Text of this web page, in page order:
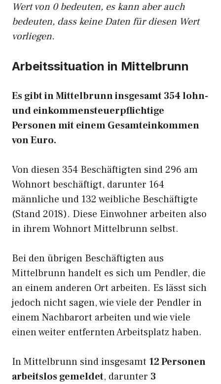
Wert von 0 bedeuten, es kann aber auch
bedeuten, dass keine Daten für diesen Wert
vorliegen.
Arbeitssituation in Mittelbrunn
Es gibt in Mittelbrunn insgesamt 354 lohn-
und einkommensteuerpflichtige
Personen mit einem Gesamteinkommen
von Euro.
Von diesen 354 Beschäftigten sind 296 am
Wohnort beschäftigt, darunter 164
männliche und 132 weibliche Beschäftigte
(Stand 2018). Diese Einwohner arbeiten also
in ihrem Wohnort Mittelbrunn selbst.
Bei den übrigen Beschäftigten aus
Mittelbrunn handelt es sich um Pendler, die
an einem anderen Ort arbeiten. Es lässt sich
jedoch nicht sagen, wie viele der Pendler in
einem Nachbarort arbeiten und wie viele
einen weiter entfernten Arbeitsplatz haben.
In Mittelbrunn sind insgesamt 12 Personen
arbeitslos gemeldet, darunter 3